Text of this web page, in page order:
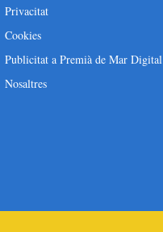
Privacitat
Cookies
Publicitat a Premià de Mar Digital
Nosaltres